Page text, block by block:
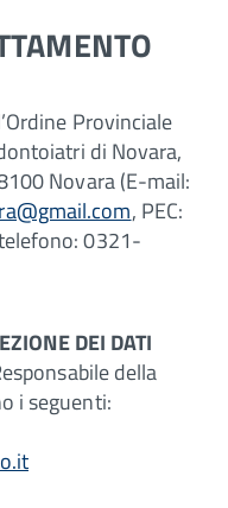
Provinciale
di Novara,
Novara (E-mail:
, PEC:
0321-
DEI DATI
della
i seguenti: